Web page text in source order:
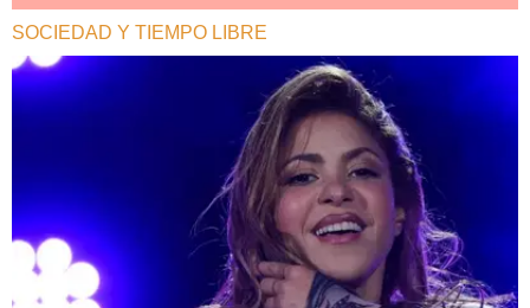
SOCIEDAD Y TIEMPO LIBRE